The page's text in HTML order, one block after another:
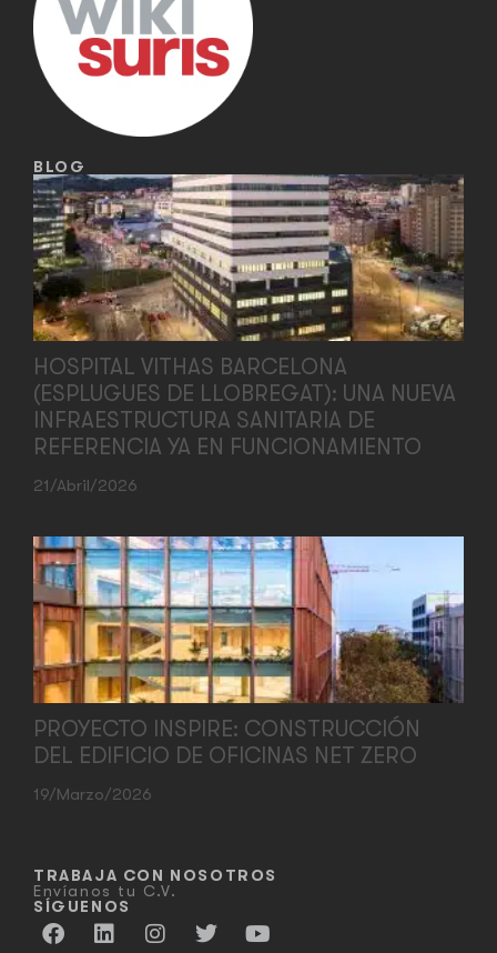
BLOG
HOSPITAL VITHAS BARCELONA
(ESPLUGUES DE LLOBREGAT): UNA NUEVA
INFRAESTRUCTURA SANITARIA DE
REFERENCIA YA EN FUNCIONAMIENTO
21/abril/2026
PROYECTO INSPIRE: CONSTRUCCIÓN
DEL EDIFICIO DE OFICINAS NET ZERO
19/marzo/2026
TRABAJA CON NOSOTROS
Envíanos tu C.V.
SÍGUENOS